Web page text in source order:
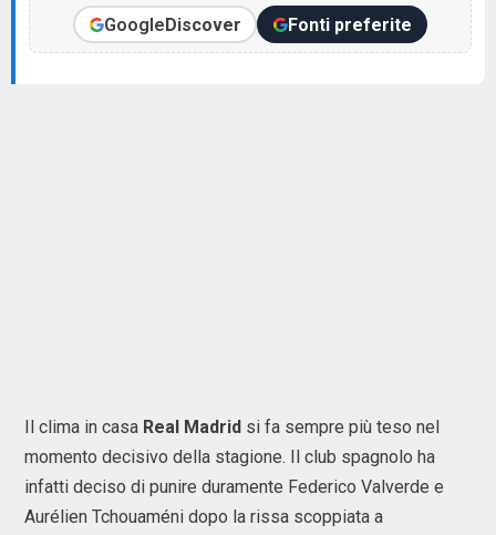
GoogleDiscover Fonti preferite
Il clima in casa Real Madrid si fa sempre più teso nel
momento decisivo della stagione. Il club spagnolo ha
infatti deciso di punire duramente Federico Valverde e
Aurélien Tchouaméni dopo la rissa scoppiata a